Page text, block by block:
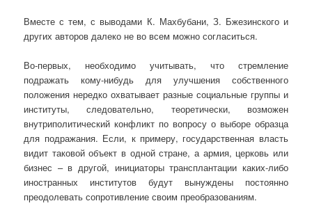
Вместе с тем, с выводами К. Махбубани, З. Бжезинского и
других авторов далеко не во всем можно согласиться.
Во-первых, необходимо учитывать, что стремление
подражать кому-нибудь для улучшения собственного
положения нередко охватывает разные социальные группы и
институты, следовательно, теоретически, возможен
внутриполитический конфликт по вопросу о выборе образца
для подражания. Если, к примеру, государственная власть
видит таковой объект в одной стране, а армия, церковь или
бизнес – в другой, инициаторы трансплантации каких-либо
иностранных институтов будут вынуждены постоянно
преодолевать сопротивление своим преобразованиям.